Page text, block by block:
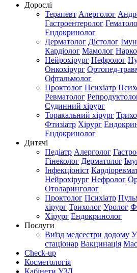
Дорослі
Терапевт Алерголог
Гастроентеролог
Ендокринолог
Дерматолог Дієтолог
Кардіолог Мамолог
Нейрохірург Нефролог
Онкохірург Ортопед-
Офтальмолог
Проктолог Психіатр
Ревматолог
Судинний хірург
Торакальний хірург
Фтизіатр Хірург
Ендокринолог
Дитячі
Педіатр Алерголог
Гінеколог Дерматолог
Інфекціоніст
Нейрохірург Нефролог
Отоларинголог
Проктолог Психіатр
хірург Трихолог Уролог
Хірург Ендокринолог
Послуги
Виїзд медсестри додому
стаціонар Вакцинація
Check-up
Косметологія
Кабінети УЗД